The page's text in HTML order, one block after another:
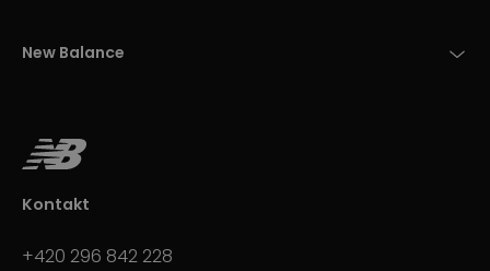
New Balance
Kontakt
+420 296 842 228